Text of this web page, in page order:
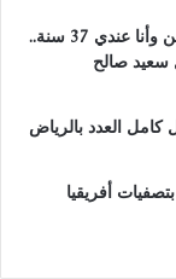
مريم سعيد صالح: دخلت الفن وأنا عندي 37 سنة..
سعيد صالح
العدد بالرياض
أفريقيا